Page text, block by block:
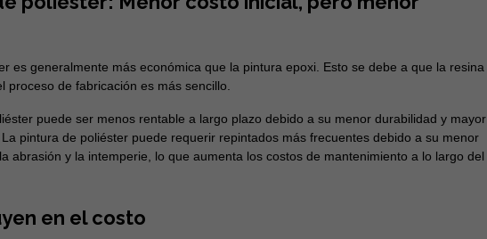
es generalmente más económica que la pintura epoxi. Esto se debe a que la resina
proceso de fabricación es más sencillo.
puede ser menos rentable a largo plazo debido a su menor durabilidad y mayor
pintura de poliéster puede requerir repintados más frecuentes debido a su menor
abrasión y la intemperie, lo que aumenta los costos de mantenimiento a lo largo del
en el costo